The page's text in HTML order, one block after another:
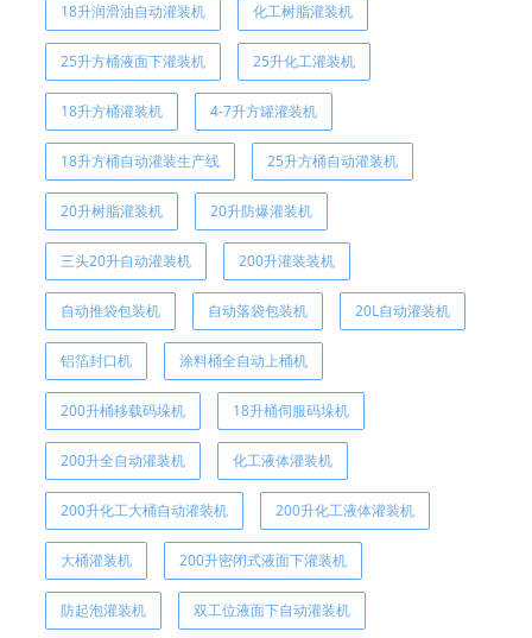
18升润滑油自动灌装机 化工树脂灌装机
25升方桶液面下灌装机 25升化工灌装机
18升方桶灌装机 4-7升方罐灌装机
18升方桶自动灌装生产线 25升方桶自动灌装机
20升树脂灌装机 20升防爆灌装机
三头20升自动灌装机 200升灌装装机
自动推袋包装机 自动落袋包装机 20L自动灌装机
铝箔封口机 涂料桶全自动上桶机
200升桶移载码垛机 18升桶伺服码垛机
200升全自动灌装机 化工液体灌装机
200升化工大桶自动灌装机 200升化工液体灌装机
大桶灌装机 200升密闭式液面下灌装机
防起泡灌装机 双工位液面下自动灌装机